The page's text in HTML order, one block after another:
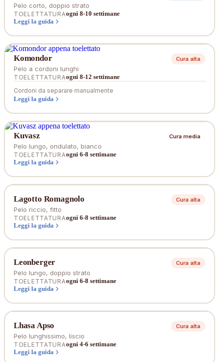
Pelo corto, doppio strato
TOELETTATURAogni 8-10 settimane
Leggi la guida
Komondor Cura alta
Pelo a cordoni lunghi
TOELETTATURAogni 8-12 settimane
Cordoni da separare manualmente
Leggi la guida
Kuvasz Cura media
Pelo lungo, ondulato, bianco
TOELETTATURAogni 6-8 settimane
Leggi la guida
Lagotto Romagnolo Cura alta
Pelo riccio, fitto
TOELETTATURAogni 6-8 settimane
Leggi la guida
Leonberger Cura alta
Pelo lungo, doppio strato
TOELETTATURAogni 6-8 settimane
Leggi la guida
Lhasa Apso Cura alta
Pelo lunghissimo, liscio
TOELETTATURAogni 4-6 settimane
Leggi la guida